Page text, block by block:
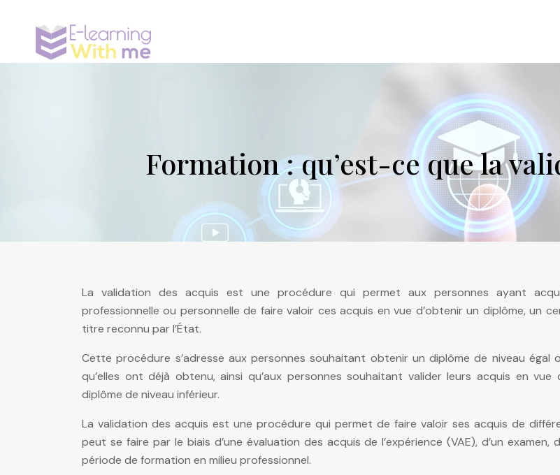
Formation : qu’est-ce que la
La validation des acquis est une procédure qui permet aux personnes ayant
professionnelle ou personnelle de faire valoir ces acquis en vue d’obtenir un diplôme, un
titre reconnu par l’État.
Cette procédure s’adresse aux personnes souhaitant obtenir un diplôme de niveau égal
qu’elles ont déjà obtenu, ainsi qu’aux personnes souhaitant valider leurs acquis en vue
diplôme de niveau inférieur.
La validation des acquis est une procédure qui permet de faire valoir ses acquis de
peut se faire par le biais d’une évaluation des acquis de l’expérience (VAE), d’un examen,
période de formation en milieu professionnel.